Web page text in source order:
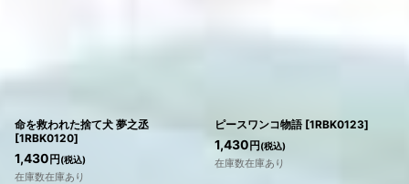
命を救われた捨て犬 夢之丞
[1RBK0120]
1,430円(税込)
在庫数在庫あり
ピースワンコ物語 [1RBK0123]
1,430円(税込)
在庫数在庫あり